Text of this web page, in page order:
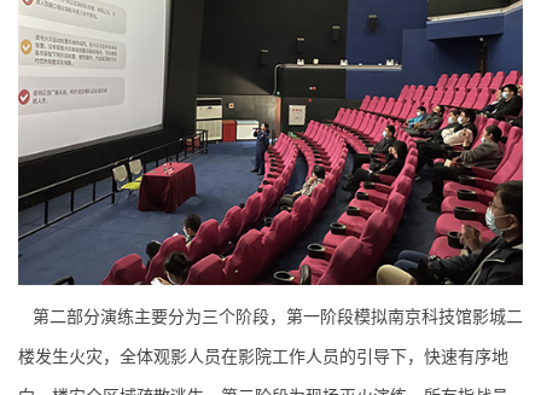
第二部分演练主要分为三个阶段，第一阶段模拟南京科技馆影城二
楼发生火灾，全体观影人员在影院工作人员的引导下，快速有序地